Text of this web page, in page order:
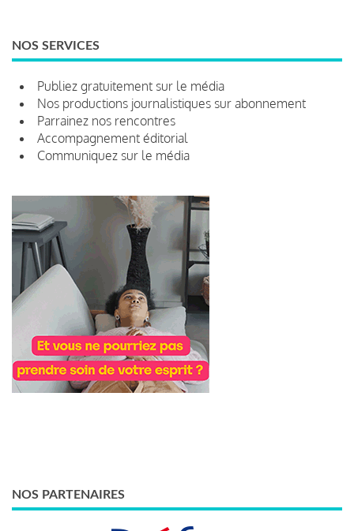
NOS SERVICES
Publiez gratuitement sur le média
Nos productions journalistiques sur abonnement
Parrainez nos rencontres
Accompagnement éditorial
Communiquez sur le média
NOS PARTENAIRES